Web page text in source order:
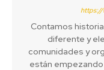
https://
Contamos
diferente y
comunidades y
están